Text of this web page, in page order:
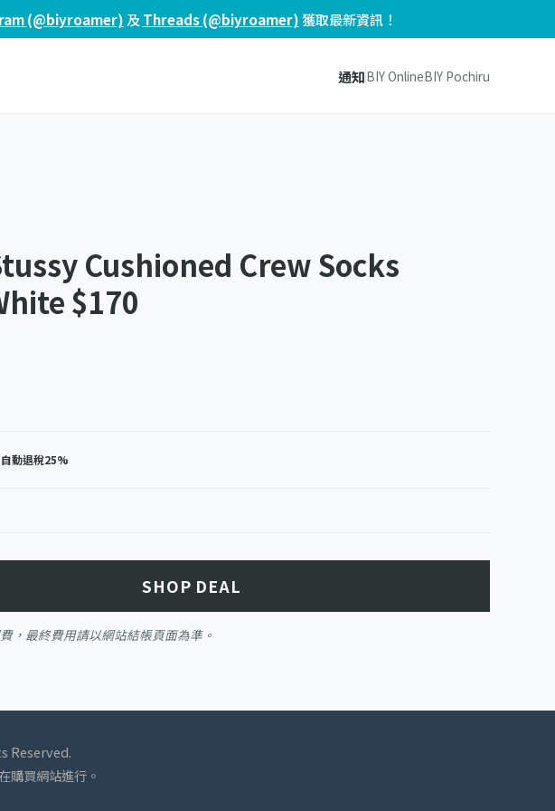
(@biyroamer) 及 Threads (@biyroamer)獲取最新資訊！
通知BIY OnlineBIY Pochiru
Cushioned Crew Socks
$170
自動退稅25%
SHOP DEAL
，最終費用請以網站結帳頁面為準。
Reserved.
購買網站進行。